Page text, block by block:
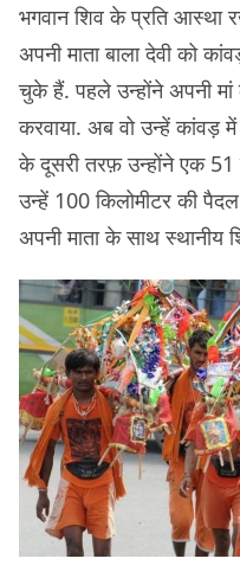
भगवान शिव के प्रति आस्था
अपनी माता बाला देवी को
चुके हैं. पहले उन्होंने अपनी मां
करवाया. अब वो उन्हें कांवड़
के दूसरी तरफ़ उन्होंने एक
उन्हें 100 किलोमीटर की
अपनी माता के साथ स्थानीय